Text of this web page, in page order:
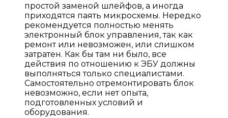
простой заменой шлейфов, а иногда
приходятся паять микросхемы. Нередко
рекомендуется полностью менять
электронный блок управления, так как
ремонт или невозможен, или слишком
затратен. Как бы там ни было, все
действия по отношению к ЭБУ должны
выполняться только специалистами.
Самостоятельно отремонтировать блок
невозможно, если нет опыта,
подготовленных условий и
оборудования.